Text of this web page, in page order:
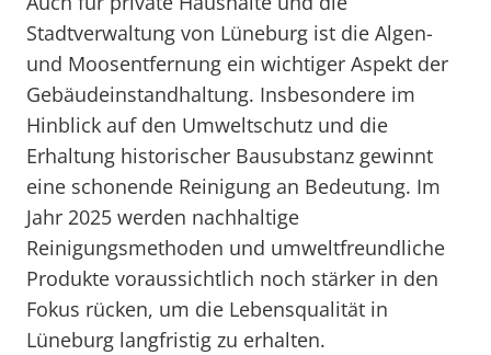
Stadtverwaltung von Lüneburg ist die Algen-
und Moosentfernung ein wichtiger Aspekt der
Gebäudeinstandhaltung. Insbesondere im
Hinblick auf den Umweltschutz und die
Erhaltung historischer Bausubstanz gewinnt
eine schonende Reinigung an Bedeutung. Im
Jahr 2025 werden nachhaltige
Reinigungsmethoden und umweltfreundliche
Produkte voraussichtlich noch stärker in den
Fokus rücken, um die Lebensqualität in
Lüneburg langfristig zu erhalten.